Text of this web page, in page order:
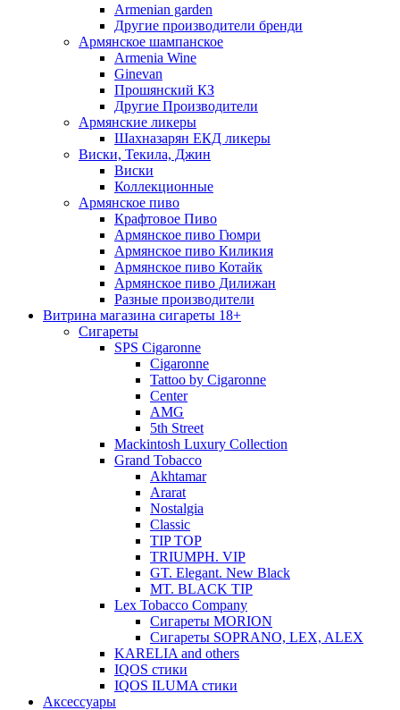
Armenian garden
Другие производители бренди
Армянское шампанское
Armenia Wine
Ginevan
Прошянский КЗ
Другие Производители
Армянские ликеры
Шахназарян ЕКД ликеры
Виски, Текила, Джин
Виски
Коллекционные
Армянское пиво
Крафтовое Пиво
Армянское пиво Гюмри
Армянское пиво Киликия
Армянское пиво Котайк
Армянское пиво Дилижан
Разные производители
Витрина магазина сигареты 18+
Cигареты
SPS Cigaronne
Сigaronne
Tattoo by Cigaronne
Center
AMG
5th Street
Mackintosh Luxury Collection
Grand Tobacco
Akhtamar
Ararat
Nostalgia
Classic
TIP TOP
TRIUMPH. VIP
GT. Elegant. New Black
MT. BLACK TIP
Lex Tobacco Company
Сигареты MORION
Сигареты SOPRANO, LEX, ALEX
KARELIA and others
IQOS стики
IQOS ILUMA стики
Аксессуары